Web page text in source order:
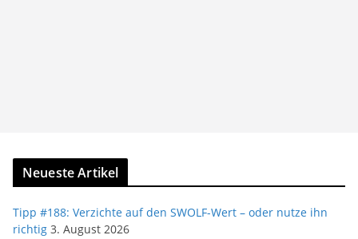
Neueste Artikel
Tipp #188: Verzichte auf den SWOLF-Wert – oder nutze ihn
richtig 3. August 2026